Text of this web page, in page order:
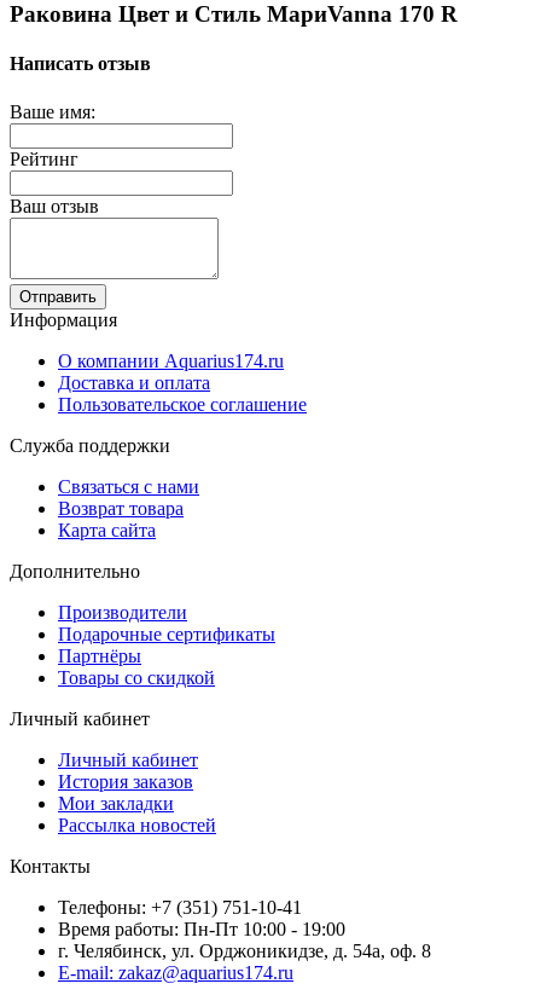
Раковина Цвет и Стиль МариVanna 170 R
Написать отзыв
Ваше имя:
Рейтинг
Ваш отзыв
Отправить
Информация
О компании Aquarius174.ru
Доставка и оплата
Пользовательское соглашение
Служба поддержки
Связаться с нами
Возврат товара
Карта сайта
Дополнительно
Производители
Подарочные сертификаты
Партнёры
Товары со скидкой
Личный кабинет
Личный кабинет
История заказов
Мои закладки
Рассылка новостей
Контакты
Телефоны: +7 (351) 751-10-41
Время работы: Пн-Пт 10:00 - 19:00
г. Челябинск, ул. Орджоникидзе, д. 54а, оф. 8
E-mail: zakaz@aquarius174.ru